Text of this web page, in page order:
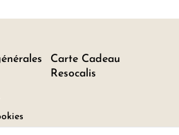
Carte Cadeau
Resocalis